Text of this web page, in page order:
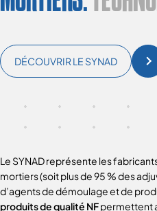
Le SYNAD représente les
mortiers (soit plus de 95 % des
d’agents de démoulage et de
produits de qualité NFpermettent
DÉCOUVRIR LE SYNAD